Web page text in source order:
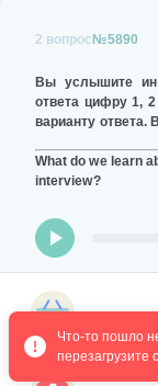
2 вопрос №5890
Вы услышите
ответа цифру 1,
варианту ответа.
What do we learn
interview?
He has no
His parents
Что-то пошло
перезагрузите